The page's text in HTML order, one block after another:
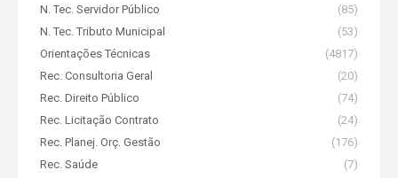
N. Tec. Servidor Público
(85)
N. Tec. Tributo Municipal
(53)
Orientações Técnicas
(4817)
Rec. Consultoria Geral
(20)
Rec. Direito Público
(74)
Rec. Licitação Contrato
(24)
Rec. Planej. Orç. Gestão
(176)
Rec. Saúde
(7)